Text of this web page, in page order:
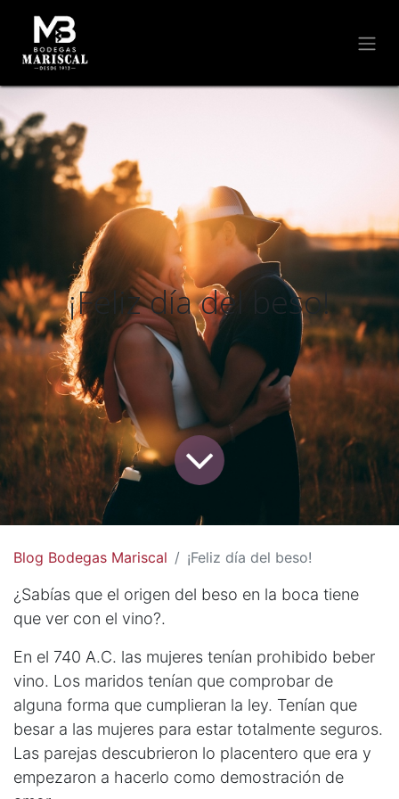
¡Feliz día del beso!
Blog Bodegas Mariscal ¡Feliz día del beso!
¿Sabías que el origen del beso en la boca tiene
que ver con el vino?.
En el 740 A.C. las mujeres tenían prohibido beber
vino. Los maridos tenían que comprobar de
alguna forma que cumplieran la ley. Tenían que
besar a las mujeres para estar totalmente seguros.
Las parejas descubrieron lo placentero que era y
empezaron a hacerlo como demostración de